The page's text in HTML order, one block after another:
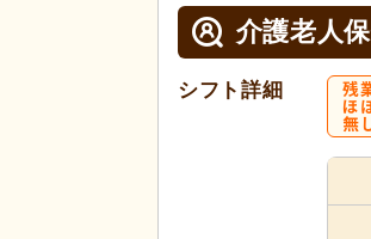
介護老人
シフト詳細